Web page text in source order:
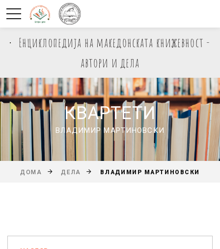
Енциклопедија на македонската книжевност -
автори и дела
КВАРТЕТИ
ВЛАДИМИР МАРТИНОВСКИ
ДОМА ДЕЛА ВЛАДИМИР МАРТИНОВСКИ